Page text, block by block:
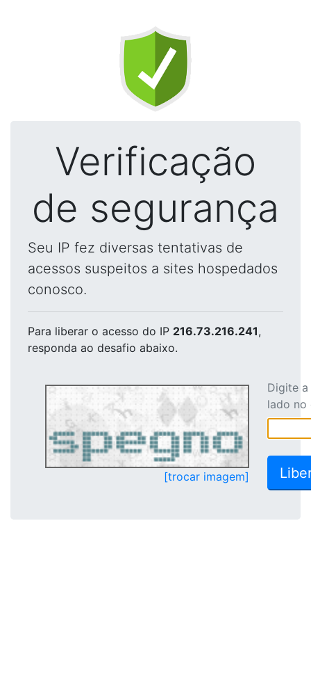
Verificação
de segurança
Seu IP fez diversas tentativas de
acessos suspeitos a sites hospedados
conosco.
Para liberar o acesso do IP 216.73.216.241,
responda ao desafio abaixo.
[trocar imagem]
Digite
lado no